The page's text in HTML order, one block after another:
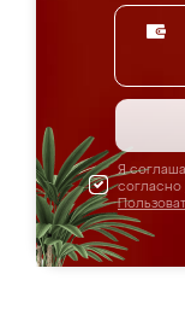
Я
согласно